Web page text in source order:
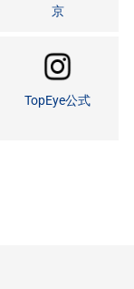
京
TopEye公式